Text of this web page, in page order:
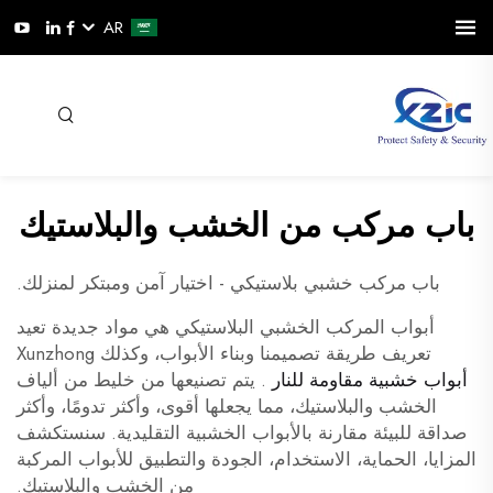
AR
باب مركب من الخشب والبلاستيك
باب مركب خشبي بلاستيكي - اختيار آمن ومبتكر لمنزلك.
أبواب المركب الخشبي البلاستيكي هي مواد جديدة تعيد
تعريف طريقة تصميمنا وبناء الأبواب، وكذلك Xunzhong
أبواب خشبية مقاومة للنار . يتم تصنيعها من خليط من ألياف
الخشب والبلاستيك، مما يجعلها أقوى، وأكثر تدومًا، وأكثر
صداقة للبيئة مقارنة بالأبواب الخشبية التقليدية. سنستكشف
المزايا، الحماية، الاستخدام، الجودة والتطبيق للأبواب المركبة
من الخشب والبلاستيك.